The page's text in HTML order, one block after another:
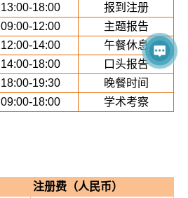
13:00-18:00 报到注册
09:00-12:00
主题报告
12:00-14:00
午餐休息
14:00-18:00
口头报告
18:00-19:30
晚餐时间
09:00-18:00 学术考察
注册费（人民币）